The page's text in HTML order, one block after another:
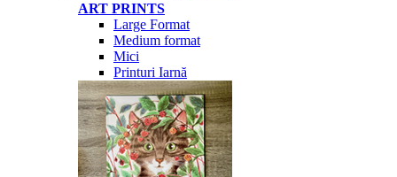
ART PRINTS
Large Format
Medium format
Mici
Printuri Iarnă